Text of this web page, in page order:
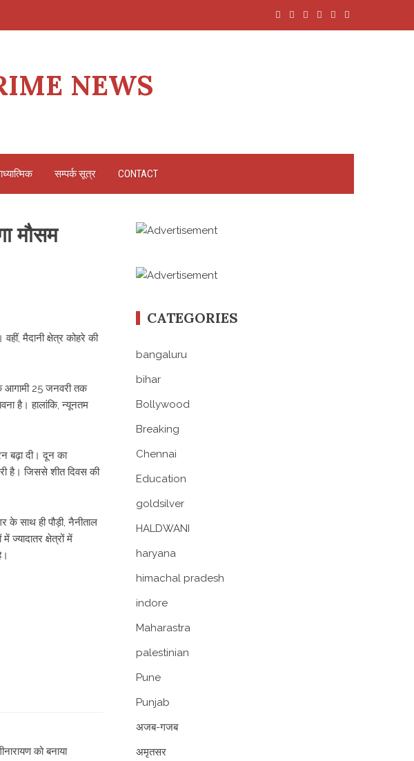
NEWS
सम्पर्क सूत्र CONTACT
मौसम
मैदानी क्षेत्र कोहरे की
के आगामी 25 जनवरी तक
है। हालांकि, न्यूनतम
बढ़ा दी। दून का
है। जिससे शीत दिवस की
के साथ ही पौड़ी, नैनीताल
ज्यादातर क्षेत्रों में
को बनाया
CATEGORIES
bangaluru
bihar
Bollywood
Breaking
Chennai
Education
goldsilver
HALDWANI
haryana
himachal pradesh
indore
Maharastra
palestinian
Pune
Punjab
अजब-गजब
अमृतसर